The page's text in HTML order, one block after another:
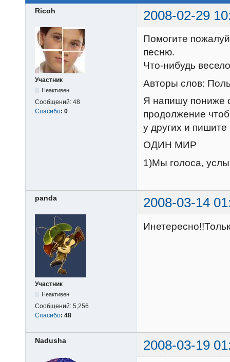
Ricoh 2008-02-29
Участник
Неактивен
Сообщений: 48
Спасибо: 0
Помогите
песню.
Что-нибудь
Авторы слов:
Я напишу пониже
продолжение
у других и
ОДИН МИР
1)Мы голоса,
panda 2008-03-14
Участник
Неактивен
Сообщений: 5,256
Спасибо: 48
Nadusha 2008-03-19